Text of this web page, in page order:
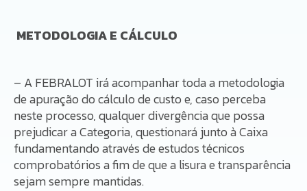
METODOLOGIA E CÁLCULO
– A FEBRALOT irá acompanhar toda a metodologia
de apuração do cálculo de custo e, caso perceba
neste processo, qualquer divergência que possa
prejudicar a Categoria, questionará junto à Caixa
fundamentando através de estudos técnicos
comprobatórios a fim de que a lisura e transparência
sejam sempre mantidas.